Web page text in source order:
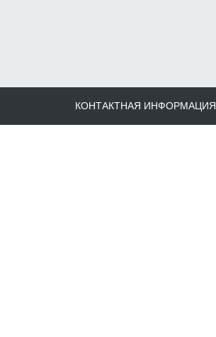
КОНТАКТНАЯ ИНФОРМАЦИЯ